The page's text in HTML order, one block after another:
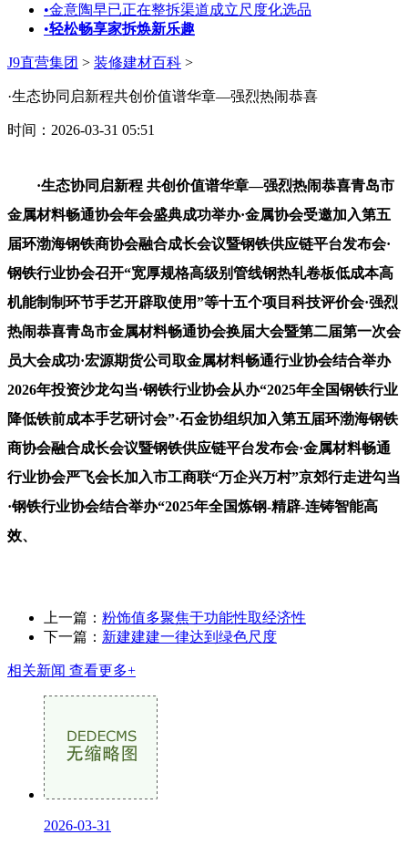
•金意陶早已正在整拆渠道成立尺度化选品
•轻松畅享家拆焕新乐趣
J9直营集团 > 装修建材百科 >
·生态协同启新程共创价值谱华章—强烈热闹恭喜
时间：2026-03-31 05:51
·生态协同启新程 共创价值谱华章—强烈热闹恭喜青岛市
金属材料畅通协会年会盛典成功举办·金属协会受邀加入第五
届环渤海钢铁商协会融合成长会议暨钢铁供应链平台发布会·
钢铁行业协会召开“宽厚规格高级别管线钢热轧卷板低成本高
机能制制环节手艺开辟取使用”等十五个项目科技评价会·强烈
热闹恭喜青岛市金属材料畅通协会换届大会暨第二届第一次会
员大会成功·宏源期货公司取金属材料畅通行业协会结合举办
2026年投资沙龙勾当·钢铁行业协会从办“2025年全国钢铁行业
降低铁前成本手艺研讨会”·石金协组织加入第五届环渤海钢铁
商协会融合成长会议暨钢铁供应链平台发布会·金属材料畅通
行业协会严飞会长加入市工商联“万企兴万村”京郊行走进勾当
·钢铁行业协会结合举办“2025年全国炼钢-精辟-连铸智能高
效、
上一篇： 粉饰值多聚焦于功能性取经济性
下一篇： 新建建建一律达到绿色尺度
相关新闻 查看更多+
2026-03-31